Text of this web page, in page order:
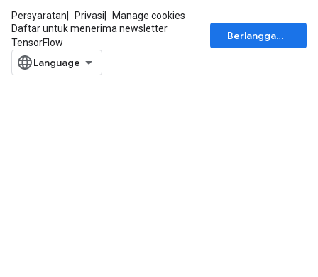
Persyaratan Privasi
Manage cookies
Daftar untuk menerima newsletter
TensorFlow
Berlangganan